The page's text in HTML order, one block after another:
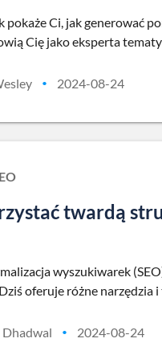
pokaże Ci, jak generować
Cię jako eksperta
• 2024-08-24
twardą
wyszukiwarek
oferuje różne
Dhadwal • 2024-08-24